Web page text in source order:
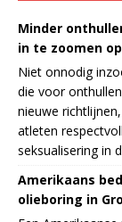
Minder
in te zoomen
Niet onnodig
die voor
nieuwe
atleten
seksualisering in
Amerikaans
olieboring in